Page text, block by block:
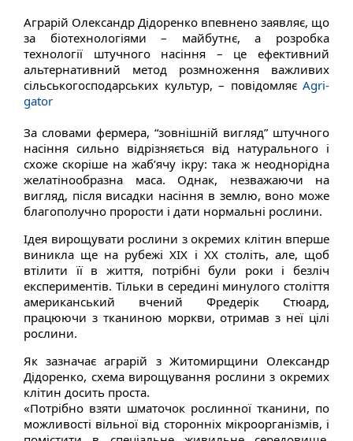
Аграрій Олександр Дідоренко впевнено заявляє, що
за біотехнологіями – майбутнє, а розробка
технології штучного насіння – це ефективний
альтернативний метод розмноження важливих
сільськогосподарських культур, – повідомляє Agri-
gator
За словами фермера, “зовнішній вигляд” штучного
насіння сильно відрізняється від натурального і
схоже скоріше на жаб’ячу ікру: така ж неоднорідна
желатінообразна маса. Однак, незважаючи на
вигляд, після висадки насіння в землю, воно може
благополучно прорости і дати нормальні рослини.
Ідея ​​вирощувати рослини з окремих клітин вперше
виникла ще на рубежі XIX і XX століть, але, щоб
втілити її в життя, потрібні були роки і безліч
експериментів. Тільки в середині минулого століття
американський вчений Фредерік Стюард,
працюючи з тканиною моркви, отримав з неї цілі
рослини.
Як зазначає аграрій з Житомирщини Олександр
Дідоренко, схема вирощування рослини з окремих
клітин досить проста.
«Потрібно взяти шматочок рослинної тканини, по
можливості вільної від сторонніх мікроорганізмів, і